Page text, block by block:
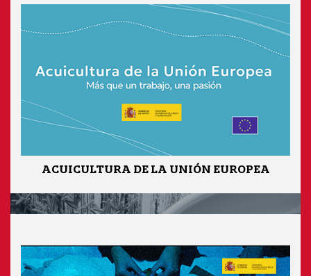
ACUICULTURA DE LA UNIÓN EUROPEA